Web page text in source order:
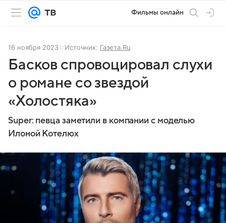
Фильмы онлайн
16 ноября 2023 Источник: Газета.Ru
Басков спровоцировал слухи
о романе со звездой
«Холостяка»
Super: певца заметили в компании с моделью
Илоной Котелюх